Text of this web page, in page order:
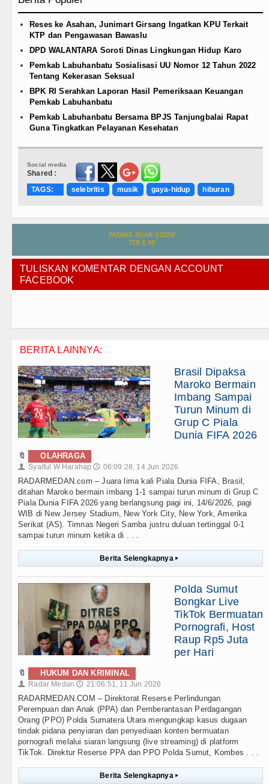
Reses ke Asahan, Junimart Girsang Ingatkan KPU Terkait
KTP dan Pengawasan Bawaslu
DPD WALANTARA Soroti Dinas Lingkungan Hidup Karo
Pemkab Labuhanbatu Sosialisasi UU Nomor 12 Tahun 2022
Tentang Kekerasan Seksual
BPK RI Serahkan Laporan Hasil Pemeriksaan Keuangan
Pemkab Labuhanbatu
Pemkab Labuhanbatu Bersama BPJS Tanjungbalai Rapat
Guna Tingkatkan Pelayanan Kesehatan
Social media
Shared :
TAGS:
selebritis musik gaya-hidup hiburan
TULISKAN KOMENTAR DENGAN ACCOUNT
FACEBOOK
BERITA LAINNYA:
Brasil Dipaksa
Maroko Bermain
Imbang Sampai
Turun Minum di
Grup C Piala
Dunia FIFA 2026
🔖 OLAHRAGA
👤 Syaiful W Harahap 🕔 06:09:28, 14 Jun 2026
RADARMEDAN.com – Juara lima kali Piala Dunia FIFA, Brasil,
ditahan Maroko bermain imbang 1-1 sampai turun minum di Grup C
Piala Dunia FIFA 2026 yang berlangsung pagi ini, 14/6/2026, pagi
WIB di New Jersey Stadium, New York City, New York, Amerika
Serikat (AS). Timnas Negeri Samba justru duluan tertinggal 0-1
sampai turun minum ketika di . . .
Berita Selengkapnya ▸
Polda Sumut
Bongkar Live
TikTok Bermuatan
Pornografi, Host
Raup Rp5 Juta
per Hari
🔖 HUKUM DAN KRIMINAL
👤 Radar Medan 🕔 21:06:51, 11 Jun 2026
RADARMEDAN.COM – Direktorat Reserse Perlindungan
Perempuan dan Anak (PPA) dan Pemberantasan Perdagangan
Orang (PPO) Polda Sumatera Utara mengungkap kasus dugaan
tindak pidana penyiaran dan penyediaan konten bermuatan
pornografi melalui siaran langsung (live streaming) di platform
TikTok. Direktur Reserse PPA dan PPO Polda Sumut, Kombes . . .
Berita Selengkapnya ▸